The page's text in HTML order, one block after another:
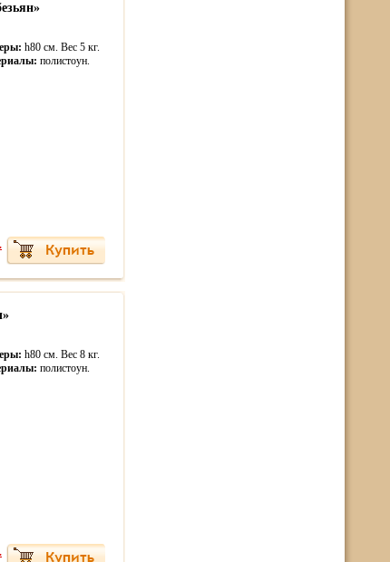
h80 см. Вес 5 кг.
полистоун.
h80 см. Вес 8 кг.
полистоун.